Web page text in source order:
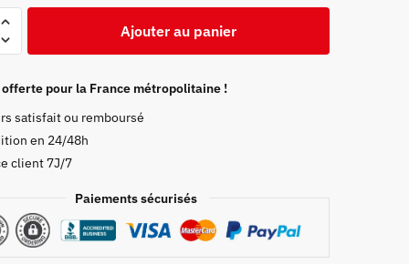
Ajouter au panier
pour la France métropolitaine !
satisfait ou remboursé
en 24/48h
client 7J/7
Paiements sécurisés